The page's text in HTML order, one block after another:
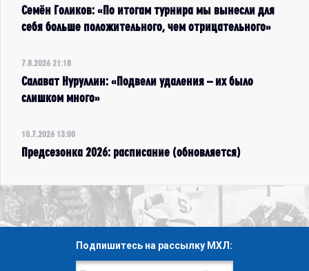
Семён Голиков: «По итогам турнира мы вынесли для
себя больше положительного, чем отрицательного»
7.8.2026 21:18
Салават Нуруллин: «Подвели удаления – их было
слишком много»
10.7.2026 13:00
Предсезонка 2026: расписание (обновляется)
Подпишитесь на рассылку МХЛ: